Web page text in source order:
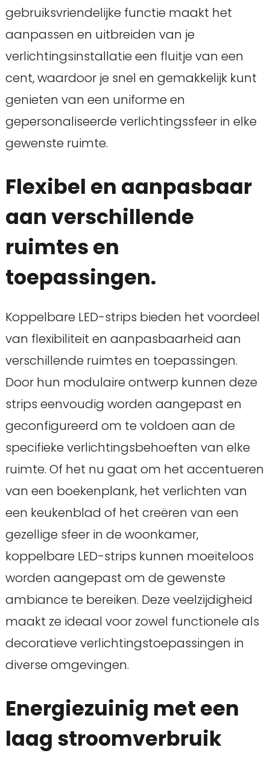
gebruiksvriendelijke functie maakt het
aanpassen en uitbreiden van je
verlichtingsinstallatie een fluitje van een
cent, waardoor je snel en gemakkelijk kunt
genieten van een uniforme en
gepersonaliseerde verlichtingssfeer in elke
gewenste ruimte.
Flexibel en aanpasbaar
aan verschillende
ruimtes en
toepassingen.
Koppelbare LED-strips bieden het voordeel
van flexibiliteit en aanpasbaarheid aan
verschillende ruimtes en toepassingen.
Door hun modulaire ontwerp kunnen deze
strips eenvoudig worden aangepast en
geconfigureerd om te voldoen aan de
specifieke verlichtingsbehoeften van elke
ruimte. Of het nu gaat om het accentueren
van een boekenplank, het verlichten van
een keukenblad of het creëren van een
gezellige sfeer in de woonkamer,
koppelbare LED-strips kunnen moeiteloos
worden aangepast om de gewenste
ambiance te bereiken. Deze veelzijdigheid
maakt ze ideaal voor zowel functionele als
decoratieve verlichtingstoepassingen in
diverse omgevingen.
Energiezuinig met een
laag stroomverbruik